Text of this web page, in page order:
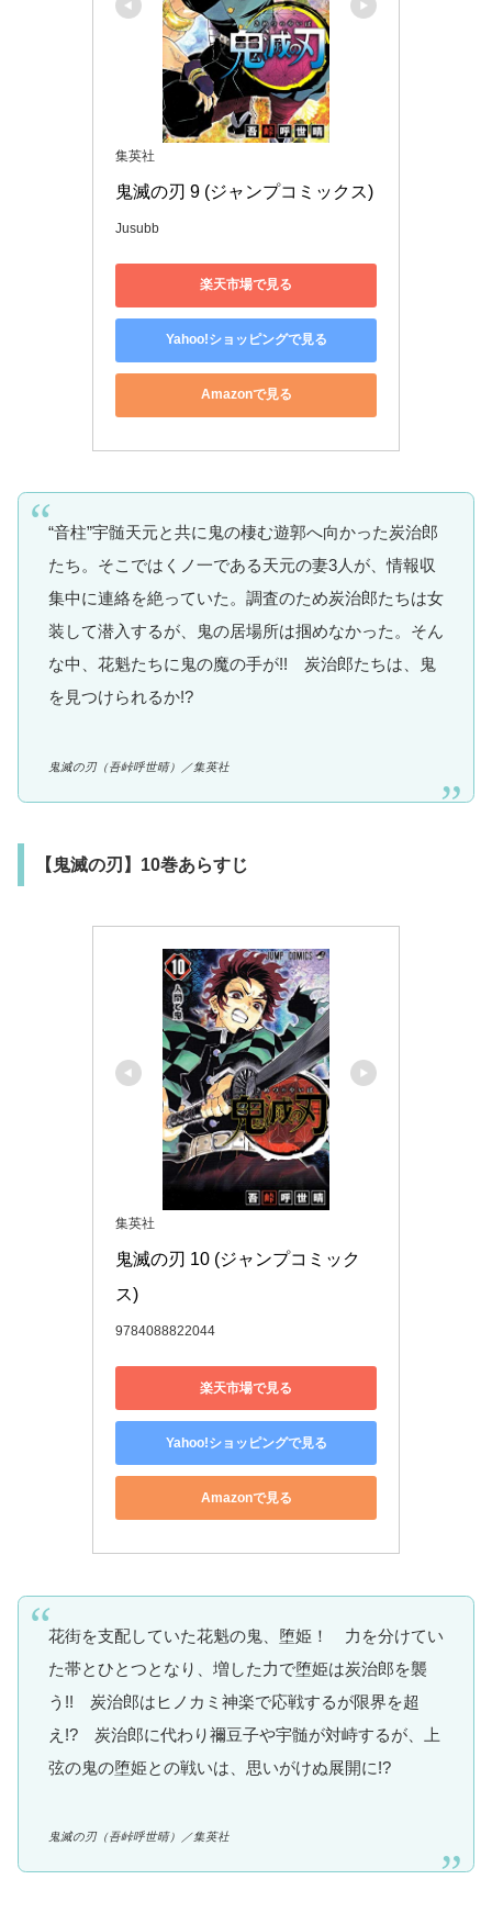
集英社
鬼滅の刃 9 (ジャンプコミックス)
Jusubb
楽天市場で見る
Yahoo!ショッピングで見る
Amazonで見る
“音柱”宇髄天元と共に鬼の棲む遊郭へ向かった炭治郎
たち。そこではくノ一である天元の妻3人が、情報収
集中に連絡を絶っていた。調査のため炭治郎たちは女
装して潜入するが、鬼の居場所は掴めなかった。そん
な中、花魁たちに鬼の魔の手が!! 炭治郎たちは、鬼
を見つけられるか!?
鬼滅の刃（吾峠呼世晴） ／集英社
【鬼滅の刃】10巻あらすじ
集英社
鬼滅の刃 10 (ジャンプコミック
ス)
9784088822044
楽天市場で見る
Yahoo!ショッピングで見る
Amazonで見る
花街を支配していた花魁の鬼、堕姫！ 力を分けてい
た帯とひとつとなり、増した力で堕姫は炭治郎を襲
う!! 炭治郎はヒノカミ神楽で応戦するが限界を超
え!? 炭治郎に代わり禰豆子や宇髄が対峙するが、上
弦の鬼の堕姫との戦いは、思いがけぬ展開に!?
鬼滅の刃（吾峠呼世晴） ／集英社